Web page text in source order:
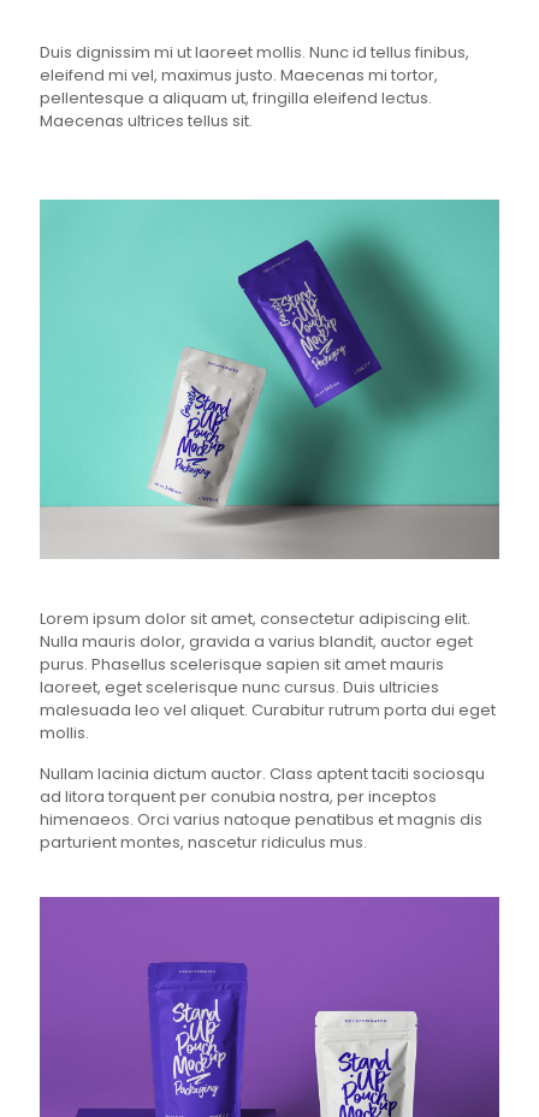
Duis dignissim mi ut laoreet mollis. Nunc id tellus finibus,
eleifend mi vel, maximus justo. Maecenas mi tortor,
pellentesque a aliquam ut, fringilla eleifend lectus.
Maecenas ultrices tellus sit.
Lorem ipsum dolor sit amet, consectetur adipiscing elit.
Nulla mauris dolor, gravida a varius blandit, auctor eget
purus. Phasellus scelerisque sapien sit amet mauris
laoreet, eget scelerisque nunc cursus. Duis ultricies
malesuada leo vel aliquet. Curabitur rutrum porta dui eget
mollis.
Nullam lacinia dictum auctor. Class aptent taciti sociosqu
ad litora torquent per conubia nostra, per inceptos
himenaeos. Orci varius natoque penatibus et magnis dis
parturient montes, nascetur ridiculus mus.